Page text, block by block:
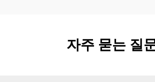
자주 묻는 질